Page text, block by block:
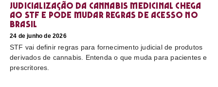
Judicialização da cannabis medicinal chega
ao STF e pode mudar regras de acesso no
Brasil
24 de junho de 2026
STF vai definir regras para fornecimento judicial de produtos
derivados de cannabis. Entenda o que muda para pacientes e
prescritores.